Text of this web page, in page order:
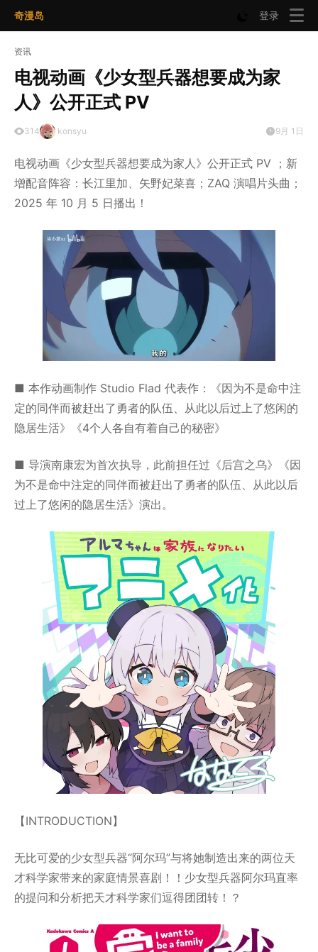
奇漫岛 登录
资讯
电视动画《少女型兵器想要成为家
人》公开正式 PV
314 konsyu 9月 1日
电视动画《少女型兵器想要成为家人》公开正式 PV ；新
增配音阵容：长江里加、矢野妃菜喜；ZAQ 演唱片头曲；
2025 年 10 月 5 日播出！
■ 本作动画制作 Studio Flad 代表作：《因为不是命中注
定的同伴而被赶出了勇者的队伍、从此以后过上了悠闲的
隐居生活》《4个人各自有着自己的秘密》
■ 导演南康宏为首次执导，此前担任过《后宫之乌》《因
为不是命中注定的同伴而被赶出了勇者的队伍、从此以后
过上了悠闲的隐居生活》演出。
【INTRODUCTION】
无比可爱的少女型兵器“阿尔玛”与将她制造出来的两位天
才科学家带来的家庭情景喜剧！！少女型兵器阿尔玛直率
的提问和分析把天才科学家们逗得团团转！？